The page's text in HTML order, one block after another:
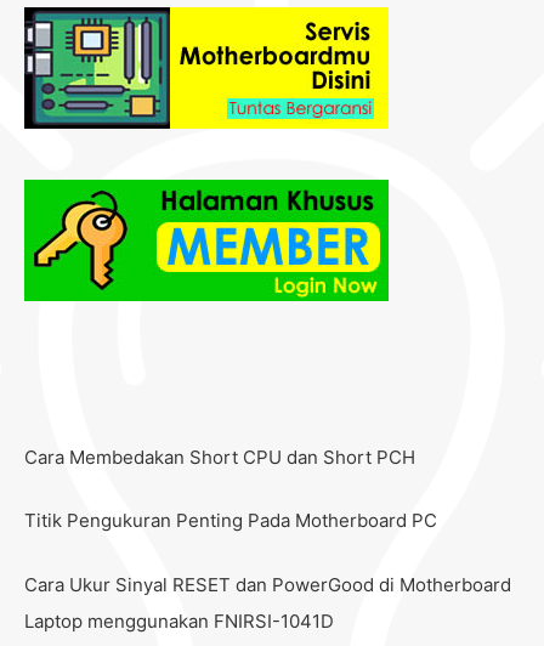
Cara Membedakan Short CPU dan Short PCH
Titik Pengukuran Penting Pada Motherboard PC
Cara Ukur Sinyal RESET dan PowerGood di Motherboard
Laptop menggunakan FNIRSI-1041D